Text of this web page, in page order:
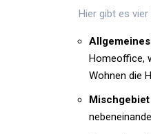
Hier gibt es
Homeoffice,
Wohnen die